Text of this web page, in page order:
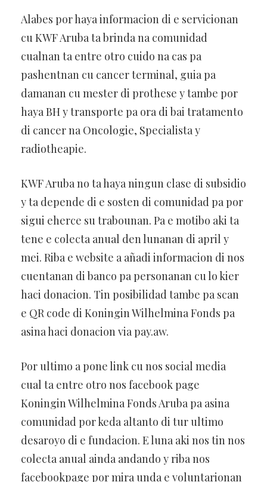
Alabes por haya informacion di e servicionan
cu KWF Aruba ta brinda na comunidad
cualnan ta entre otro cuido na cas pa
pashentnan cu cancer terminal, guia pa
damanan cu mester di prothese y tambe por
haya BH y transporte pa ora di bai tratamento
di cancer na Oncologie, Specialista y
radiotheapie.
KWF Aruba no ta haya ningun clase di subsidio
y ta depende di e sosten di comunidad pa por
sigui eherce su trabounan. Pa e motibo aki ta
tene e colecta anual den lunanan di april y
mei. Riba e website a añadi informacion di nos
cuentanan di banco pa personanan cu lo kier
haci donacion. Tin posibilidad tambe pa scan
e QR code di Koningin Wilhelmina Fonds pa
asina haci donacion via pay.aw.
Por ultimo a pone link cu nos social media
cual ta entre otro nos facebook page
Koningin Wilhelmina Fonds Aruba pa asina
comunidad por keda altanto di tur ultimo
desaroyo di e fundacion. E luna aki nos tin nos
colecta anual ainda andando y riba nos
facebookpage por mira unda e voluntarionan